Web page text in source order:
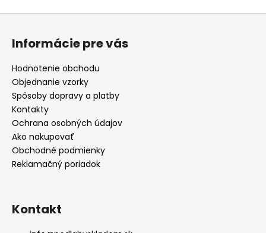
Z
Informácie pre vás
Hodnotenie obchodu
Objednanie vzorky
Spôsoby dopravy a platby
Kontakty
Ochrana osobných údajov
Ako nakupovať
Obchodné podmienky
Reklamačný poriadok
Kontakt